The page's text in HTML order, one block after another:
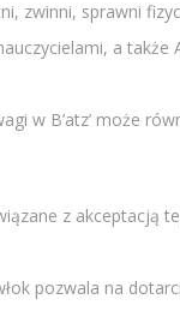
zwinni, sprawni
a także
w B’atz’ może
z akceptacją
pozwala na